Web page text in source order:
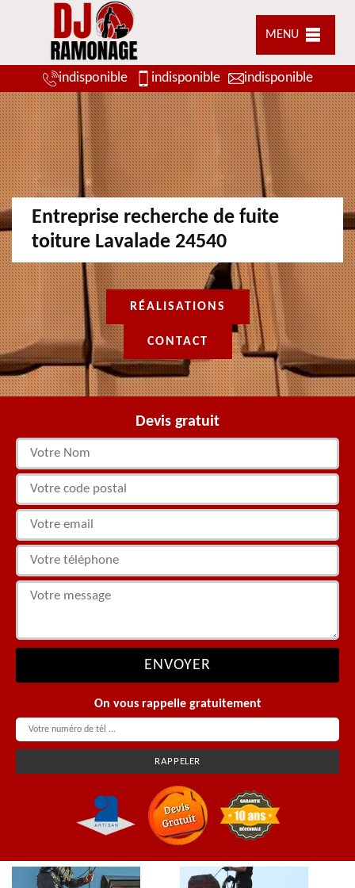
MENU
indisponible indisponible indisponible
Entreprise recherche de fuite
toiture Lavalade 24540
RÉALISATIONS
CONTACT
Devis gratuit
On vous rappelle gratuitement